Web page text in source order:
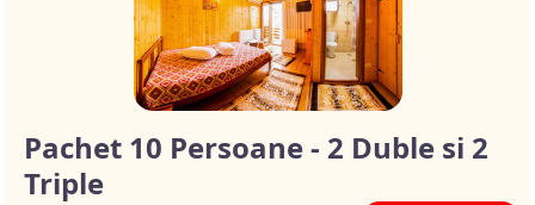
Pachet 10 Persoane - 2 Duble si 2
Triple